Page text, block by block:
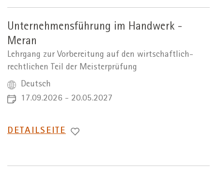
Unternehmensführung im Handwerk -
Meran
Lehrgang zur Vorbereitung auf den wirtschaftlich-
rechtlichen Teil der Meisterprüfung
Deutsch
17.09.2026 - 20.05.2027
WECHSEL
DETAILSEITE